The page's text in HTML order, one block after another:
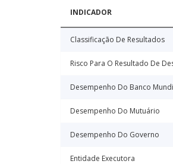
INDICADOR
Classificação De Resultados
Risco Para O Resultado De
Desempenho Do Banco
Desempenho Do Mutuário
Desempenho Do Governo
Entidade Executora